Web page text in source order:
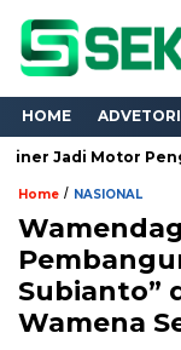
HOME
Penggerak
Home / NASIONAL
Subianto”
Wamena